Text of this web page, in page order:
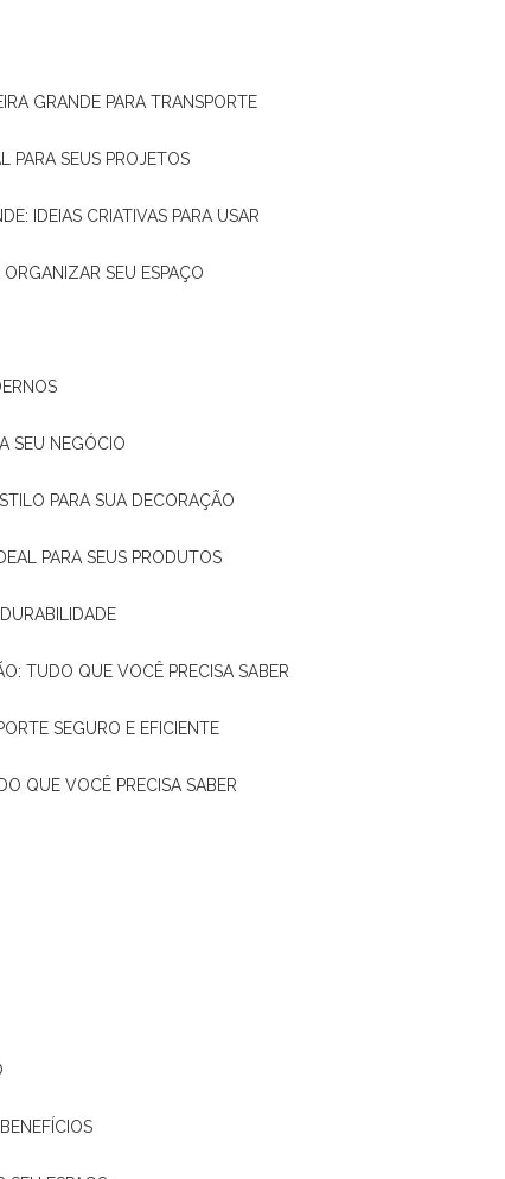
GRANDE PARA TRANSPORTE
PARA SEUS PROJETOS
IDEIAS CRIATIVAS PARA USAR
ORGANIZAR SEU ESPAÇO
SEU NEGÓCIO
PARA SUA DECORAÇÃO
PARA SEUS PRODUTOS
TUDO QUE VOCÊ PRECISA SABER
SEGURO E EFICIENTE
QUE VOCÊ PRECISA SABER